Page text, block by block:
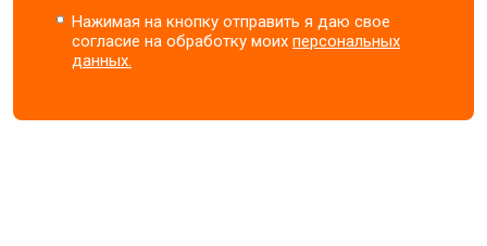
Нажимая на кнопку отправить я даю свое
согласие на обработку моихперсональных
данных.